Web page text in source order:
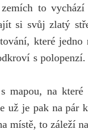
to
si svůj zlatý
které
s
mapou, na
už je pak na pár
místě, to záleží